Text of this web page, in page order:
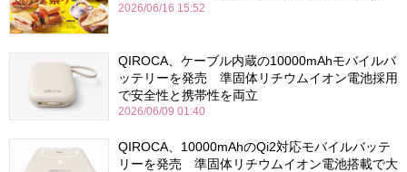
2026/06/16 15:52
QIROCA、ケーブル内蔵の10000mAhモバイルバ
ッテリーを発売 準固体リチウムイオン電池採用
で安全性と携帯性を両立
2026/06/09 01:40
QIROCA、10000mAhのQi2対応モバイルバッテ
リーを発売 準固体リチウムイオン電池搭載で大